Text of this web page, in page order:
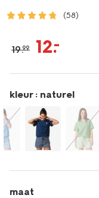
(58)
jersey-
strepen-
19.99 12.–
kleur : naturel
maat